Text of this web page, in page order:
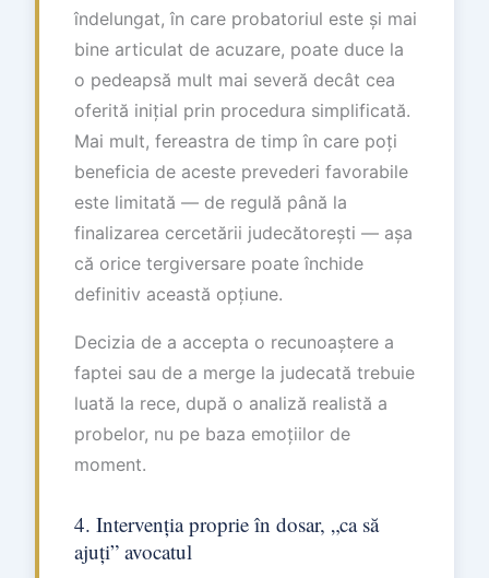
îndelungat, în care probatoriul este și mai
bine articulat de acuzare, poate duce la
o pedeapsă mult mai severă decât cea
oferită inițial prin procedura simplificată.
Mai mult, fereastra de timp în care poți
beneficia de aceste prevederi favorabile
este limitată — de regulă până la
finalizarea cercetării judecătorești — așa
că orice tergiversare poate închide
definitiv această opțiune.
Decizia de a accepta o recunoaștere a
faptei sau de a merge la judecată trebuie
luată la rece, după o analiză realistă a
probelor, nu pe baza emoțiilor de
moment.
4. Intervenția proprie în dosar, „ca să
ajuți” avocatul